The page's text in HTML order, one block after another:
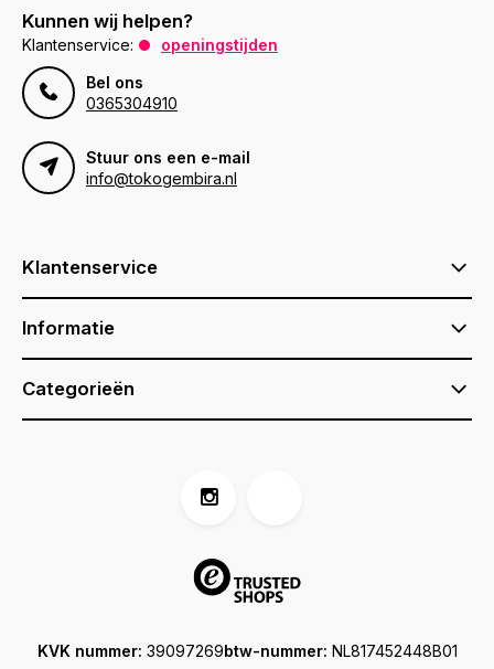
Kunnen wij helpen?
Klantenservice:
openingstijden
Bel ons
0365304910
Stuur ons een e-mail
info@tokogembira.nl
Klantenservice
Informatie
Categorieën
KVK nummer: 39097269btw-nummer: NL817452448B01